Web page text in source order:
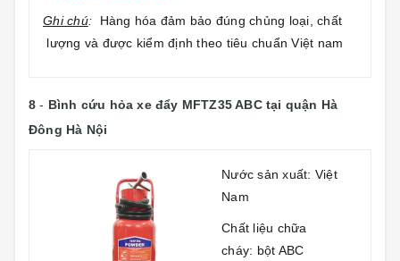
Ghi chú: Hàng hóa đảm bảo đúng chủng loại, chất
lượng và được kiểm định theo tiêu chuẩn Việt nam
8 - Bình cứu hỏa xe đẩy MFTZ35 ABC tại quận Hà
Đông Hà Nội
Nước sản xuất: Việt
Nam
Chất liệu chữa
cháy: bột ABC